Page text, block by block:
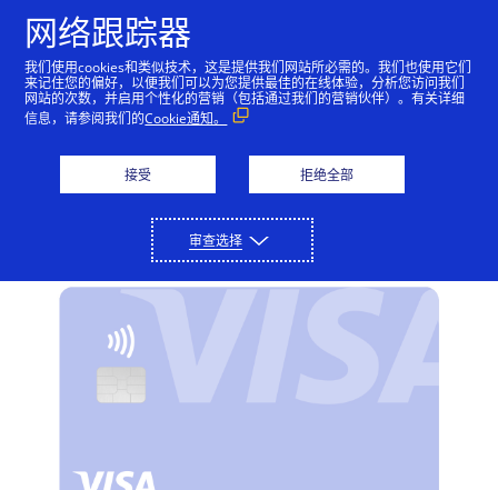
信用卡 借记卡 Visa高端卡
Visa金卡
尽快升级到Visa金卡
网络跟踪器
我们使用cookies和类似技术，这是提供我们网站所必需的。我们也使用它们
来记住您的偏好，以便我们可以为您提供最佳的在线体验，分析您访问我们
网站的次数，并启用个性化的营销（包括通过我们的营销伙伴）。有关详细
信息，请参阅我们的Cookie通知。
接受 拒绝全部
审查选择